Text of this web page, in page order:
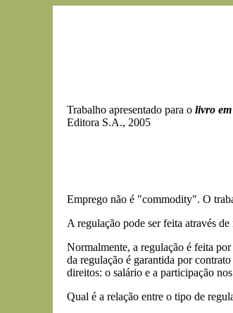
Trabalho apresentado para o livro
Editora S.A., 2005
Emprego não é "commodity". O
A regulação pode ser feita através
Normalmente, a regulação é feita
da regulação é garantida por
direitos: o salário e a participação
Qual é a relação entre o tipo de